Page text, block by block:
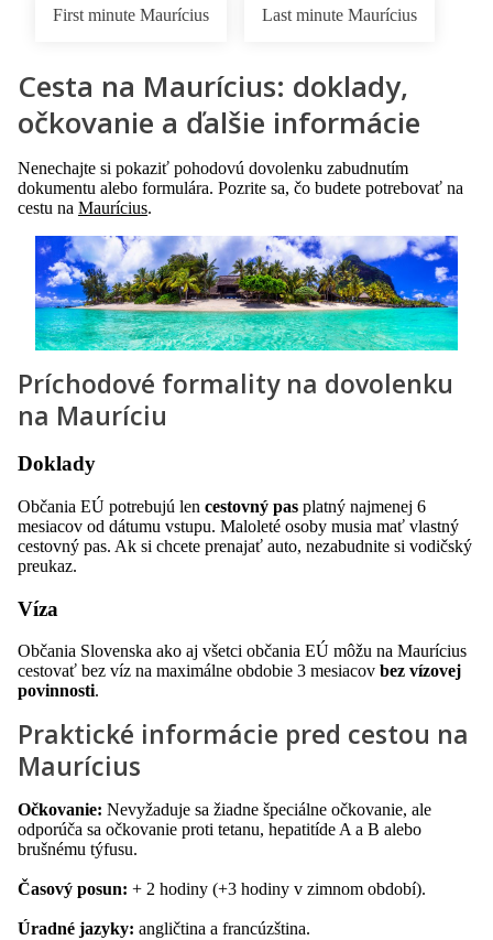
First minute Maurícius Last minute Maurícius
Cesta na Maurícius: doklady,
očkovanie a ďalšie informácie
Nenechajte si pokaziť pohodovú dovolenku zabudnutím
dokumentu alebo formulára. Pozrite sa, čo budete potrebovať na
cestu na Maurícius.
Príchodové formality na dovolenku
na Mauríciu
Doklady
Občania EÚ potrebujú len cestovný pas platný najmenej 6
mesiacov od dátumu vstupu. Maloleté osoby musia mať vlastný
cestovný pas. Ak si chcete prenajať auto, nezabudnite si vodičský
preukaz.
Víza
Občania Slovenska ako aj všetci občania EÚ môžu na Maurícius
cestovať bez víz na maximálne obdobie 3 mesiacov bez vízovej
povinnosti.
Praktické informácie pred cestou na
Maurícius
Očkovanie: Nevyžaduje sa žiadne špeciálne očkovanie, ale
odporúča sa očkovanie proti tetanu, hepatitíde A a B alebo
brušnému týfusu.
Časový posun: + 2 hodiny (+3 hodiny v zimnom období).
Úradné jazyky: angličtina a francúzština.